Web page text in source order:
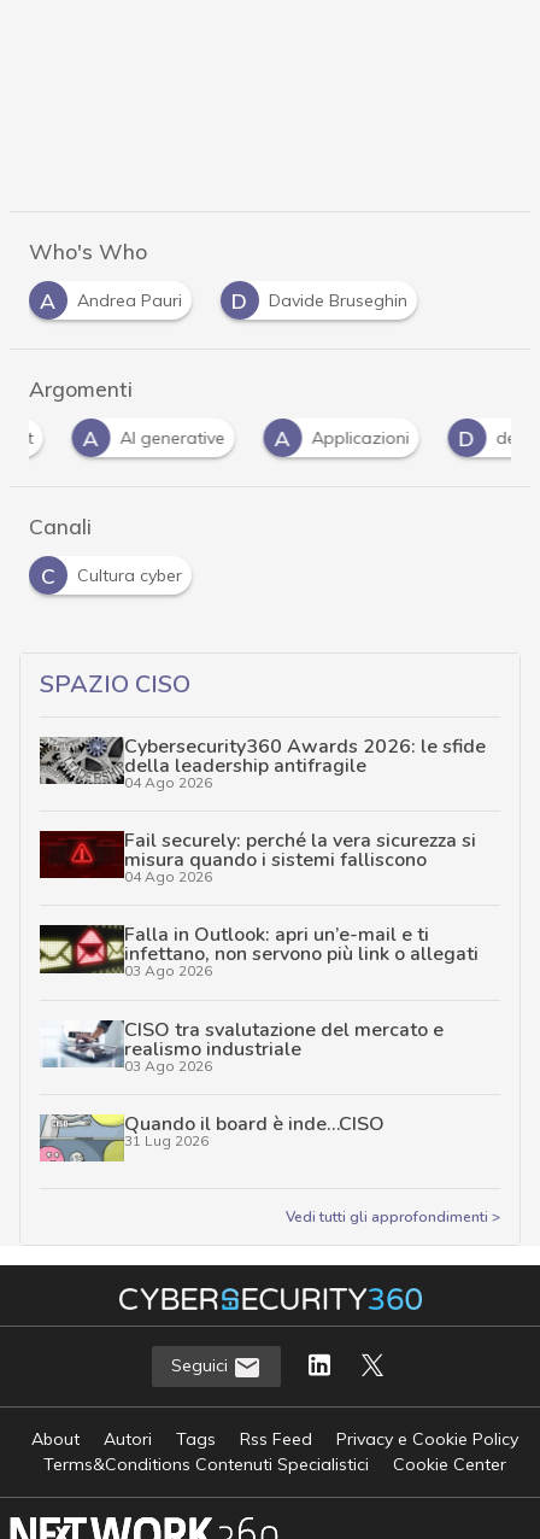
Who's Who
A
Andrea Pauri D Davide Bruseghin
Argomenti
A
AI generative A Applicazioni D deepfake
Canali
C
Cultura cyber
SPAZIO CISO
Cybersecurity360 Awards 2026: le sfide
della leadership antifragile
04 Ago 2026
Fail securely: perché la vera sicurezza si
misura quando i sistemi falliscono
04 Ago 2026
Falla in Outlook: apri un’e-mail e ti
infettano, non servono più link o allegati
03 Ago 2026
CISO tra svalutazione del mercato e
realismo industriale
03 Ago 2026
Quando il board è inde…CISO
31 Lug 2026
Vedi tutti gli approfondimenti >
Seguici
About Autori Tags Rss Feed
Privacy e Cookie Policy
Terms&Conditions Contenuti Specialistici
Cookie Center